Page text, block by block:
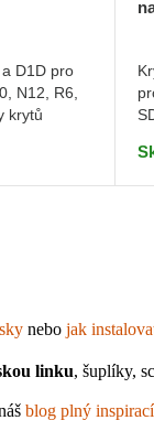
D1D pro
N12, R6,
krytů
nebo jak
linku, šuplíky,
blog plný inspirací